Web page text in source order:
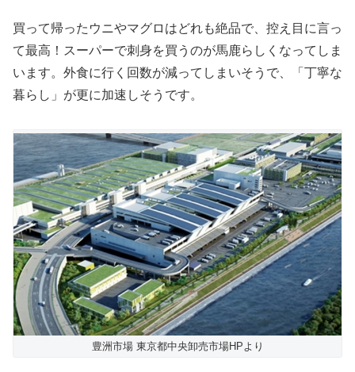
買って帰ったウニやマグロはどれも絶品で、控え目に言っ
て最高！スーパーで刺身を買うのが馬鹿らしくなってしま
います。外食に行く回数が減ってしまいそうで、「丁寧な
暮らし」が更に加速しそうです。
豊洲市場 東京都中央卸売市場HPより